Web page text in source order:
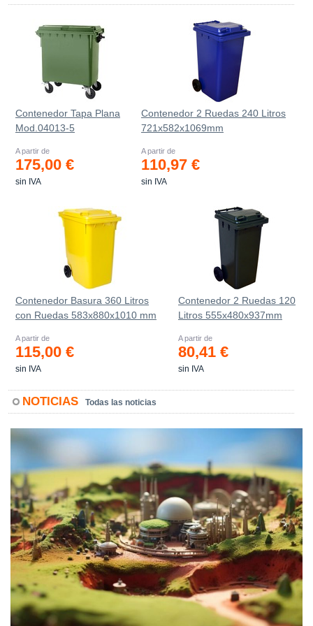
Contenedor Tapa Plana
Mod.04013-5
A partir de
175,00 €
sin IVA
Contenedor 2 Ruedas 240 Litros
721х582х1069mm
A partir de
110,97 €
sin IVA
Contenedor Basura 360 Litros
con Ruedas 583x880x1010 mm
A partir de
115,00 €
sin IVA
Contenedor 2 Ruedas 120
Litros 555х480х937mm
A partir de
80,41 €
sin IVA
NOTICIAS Todas las noticias